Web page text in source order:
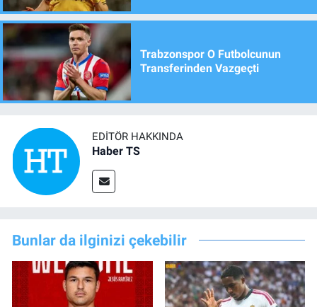
Trabzonspor O Futbolcunun
Transferinden Vazgeçti
EDITÖR HAKKINDA
Haber TS
Bunlar da ilginizi çekebilir